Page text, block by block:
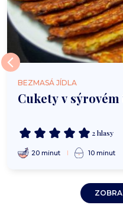
BEZMASÁ JÍDLA
Cukety v
2 hlasy
20 minut 10 minut